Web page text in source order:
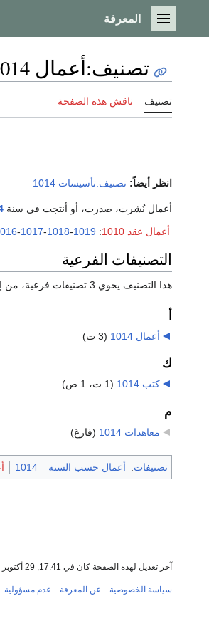
القائمة الرئيسية
المعرفة
تصنيف:أعمال 1014
تصنيف ناقش هذه الصفحة
انظر أيضاً: تصنيف:تأسيسات 1014
أعمال نُشرت، صدرت، أو أنتجت في سنة
أعمال عقد 1010
:
-1017-1018-1019
التصنيفات الفرعية
هذا التصنيف يحوي 3 تصنيفات فرعية، من إجمالي 3.
أعمال 1014 (3 ت)
ك
كتب 1014 (1 ت، 1 ص)
م
معاهدات 1014 (فارغ)
تصنيفات: أعمال حسب السنة 1014
آخر تعديل لهذه الصفحة كان في 17:41, 29 أكتوبر 2013.
سياسة الخصوصية عن المعرفة عدم مسؤولية